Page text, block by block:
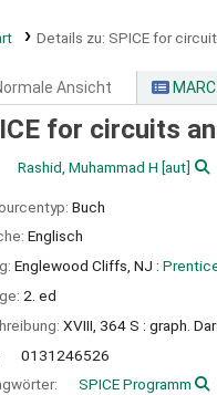
Details zu: SPICE for
Ansicht
for circuits
Rashid, Muhammad H [aut]
Buch
Englisch
Englewood Cliffs, NJ :
2. ed
XVIII, 364 S : graph.
0131246526
SPICE Programm